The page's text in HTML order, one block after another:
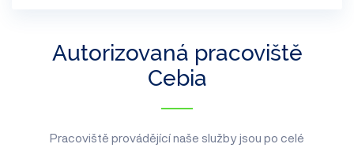
Autorizovaná pracoviště
Cebia
Pracoviště provádějící naše služby jsou po celé